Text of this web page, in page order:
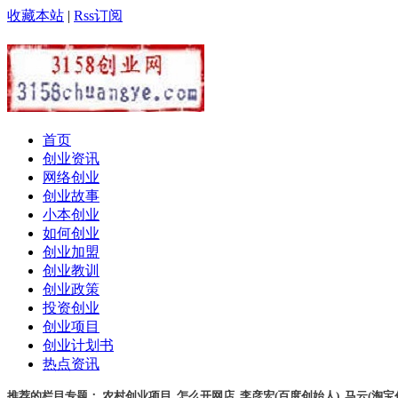
收藏本站 | Rss订阅
首页
创业资讯
网络创业
创业故事
小本创业
如何创业
创业加盟
创业教训
创业政策
投资创业
创业项目
创业计划书
热点资讯